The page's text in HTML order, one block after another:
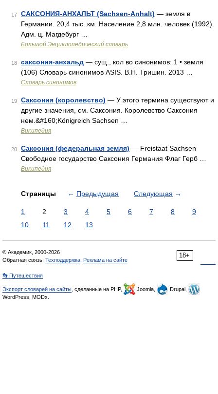
17 САКСОНИЯ-АНХАЛЬТ (Sachsen-Anhalt) — земля в
Германии. 20,4 тыс. км. Население 2,8 млн. человек (1992).
Адм. ц. Магдебург …
Большой Энциклопедический словарь
18 саксония-анхальд — сущ., кол во синонимов: 1 • земля
(106) Словарь синонимов ASIS. В.Н. Тришин. 2013 …
Словарь синонимов
19 Саксония (королевство) — У этого термина существуют и
другие значения, см. Саксония. Королевство Саксония
нем.&#160;Königreich Sachsen …
Википедия
20 Саксония (федеральная земля) — Freistaat Sachsen
Свободное государство Саксония Германия Флаг Герб …
Википедия
Страницы ← Предыдущая Следующая →
1 2 3 4 5 6 7 8
9
10
11 12 13
18+
© Академик, 2000-2026
Обратная связь: Техподдержка Реклама на сайте
👣 Путешествия
Экспорт словарей на сайты , сделанные на PHP, Joomla,
Drupal,
WordPress, MODx.